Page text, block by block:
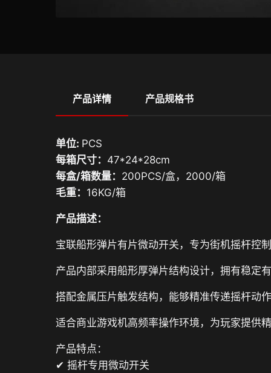
产品详情 产品规格书
单位: PCS
每箱尺寸： 47*24*28cm
每盒/箱数量： 200PCS/盒，2000/箱
毛重： 16KG/箱
产品描述：
宝联船形弹片有片微动开关，专为街机摇杆控
产品内部采用船形厚弹片结构设计，拥有稳定
搭配金属压片触发结构，能够精准传递摇杆动
适合商业游戏机高频率操作环境，为玩家提供
产品特点：
✔ 摇杆专用微动开关